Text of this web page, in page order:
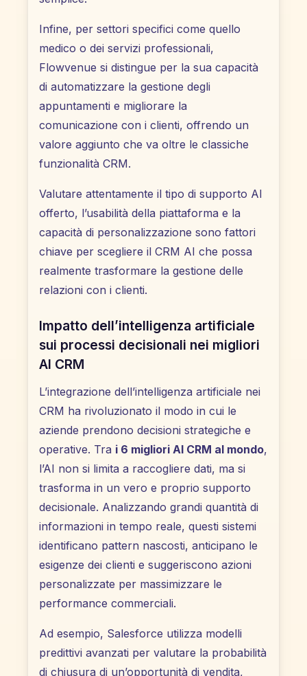
Infine, per settori specifici come quello
medico o dei servizi professionali,
Flowvenue si distingue per la sua capacità
di automatizzare la gestione degli
appuntamenti e migliorare la
comunicazione con i clienti, offrendo un
valore aggiunto che va oltre le classiche
funzionalità CRM.
Valutare attentamente il tipo di supporto AI
offerto, l’usabilità della piattaforma e la
capacità di personalizzazione sono fattori
chiave per scegliere il CRM AI che possa
realmente trasformare la gestione delle
relazioni con i clienti.
Impatto dell’intelligenza artificiale
sui processi decisionali nei migliori
AI CRM
L’integrazione dell’intelligenza artificiale nei
CRM ha rivoluzionato il modo in cui le
aziende prendono decisioni strategiche e
operative. Tra i 6 migliori AI CRM al mondo,
l’AI non si limita a raccogliere dati, ma si
trasforma in un vero e proprio supporto
decisionale. Analizzando grandi quantità di
informazioni in tempo reale, questi sistemi
identificano pattern nascosti, anticipano le
esigenze dei clienti e suggeriscono azioni
personalizzate per massimizzare le
performance commerciali.
Ad esempio, Salesforce utilizza modelli
predittivi avanzati per valutare la probabilità
di chiusura di un’opportunità di vendita,